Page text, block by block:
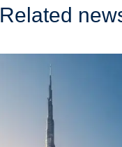
Related